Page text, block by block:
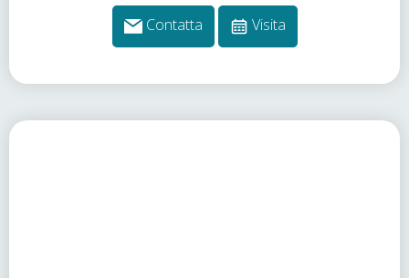
Contatta Visita